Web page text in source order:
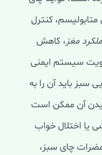
کنترل
مغز، کاهش
سیستم ایمنی
سبز باید آن را به
آن ممکن است
یا اختلال خواب
مضرات چای سبز،